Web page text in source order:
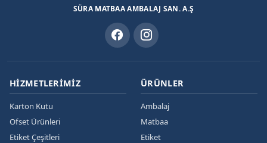
SÜRA MATBAA AMBALAJ SAN. A.Ş
HIZMETLERIMIZ
Karton Kutu
Ofset Ürünleri
Etiket Çeşitleri
ÜRÜNLER
Ambalaj
Matbaa
Etiket